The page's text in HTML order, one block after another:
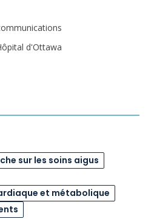
d'Ottawa
sur les soins aigus
et métabolique